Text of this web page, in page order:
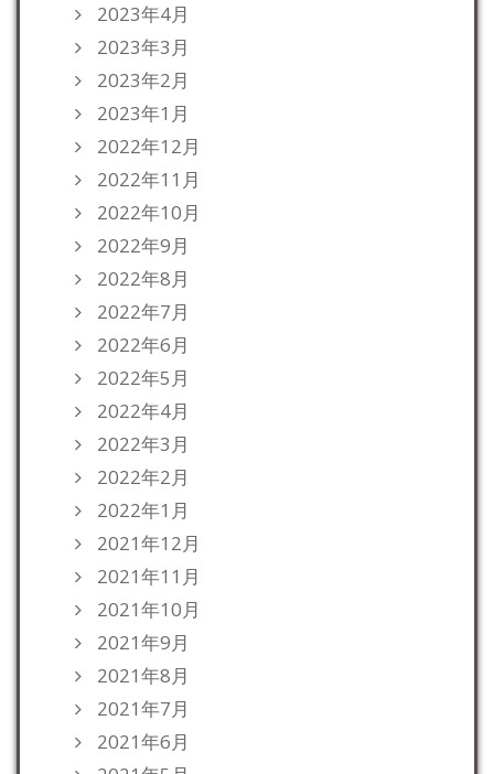
2023年4月
2023年3月
2023年2月
2023年1月
2022年12月
2022年11月
2022年10月
2022年9月
2022年8月
2022年7月
2022年6月
2022年5月
2022年4月
2022年3月
2022年2月
2022年1月
2021年12月
2021年11月
2021年10月
2021年9月
2021年8月
2021年7月
2021年6月